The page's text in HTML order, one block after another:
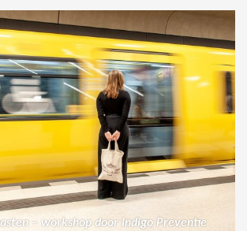
– workshop door Indigo Preventie